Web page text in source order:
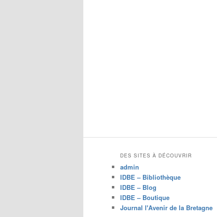
DES SITES À DÉCOUVRIR
admin
IDBE – Bibliothèque
IDBE – Blog
IDBE – Boutique
Journal l'Avenir de la Bretagne